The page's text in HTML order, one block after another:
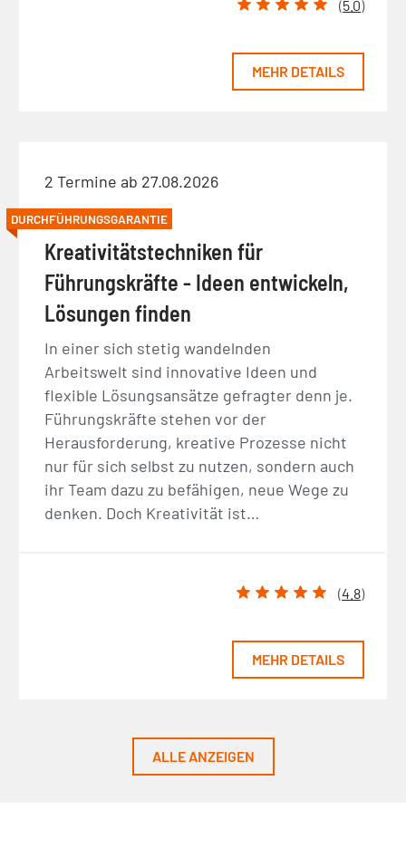
(5.0)
MEHR DETAILS
2 Termine ab 27.08.2026
DURCHFÜHRUNGSGARANTIE
Kreativitätstechniken für
Führungskräfte - Ideen entwickeln,
Lösungen finden
In einer sich stetig wandelnden
Arbeitswelt sind innovative Ideen und
flexible Lösungsansätze gefragter denn je.
Führungskräfte stehen vor der
Herausforderung, kreative Prozesse nicht
nur für sich selbst zu nutzen, sondern auch
ihr Team dazu zu befähigen, neue Wege zu
denken. Doch Kreativität ist…
(4.8)
MEHR DETAILS
ALLE ANZEIGEN